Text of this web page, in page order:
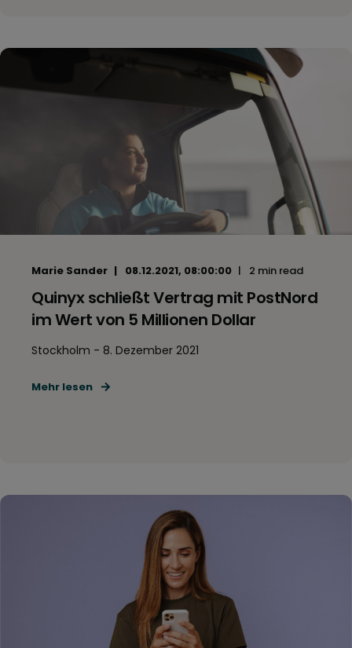
Marie Sander 08.12.2021, 08:00:00 2 min read
Quinyx schließt Vertrag mit PostNord
im Wert von 5 Millionen Dollar
Stockholm - 8. Dezember 2021
Mehr lesen